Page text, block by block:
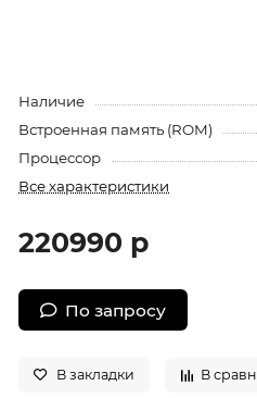
Наличие
Встроенная память (ROM)
Процессор
Все характеристики
220990 р
По запросу
В закладки В